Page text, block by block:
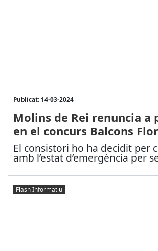
Publicat: 14-03-2024
Molins de Rei renuncia a
en el concurs Balcons
El consistori ho ha decidit per
amb l’estat d’emergència per
Flash Informatiu